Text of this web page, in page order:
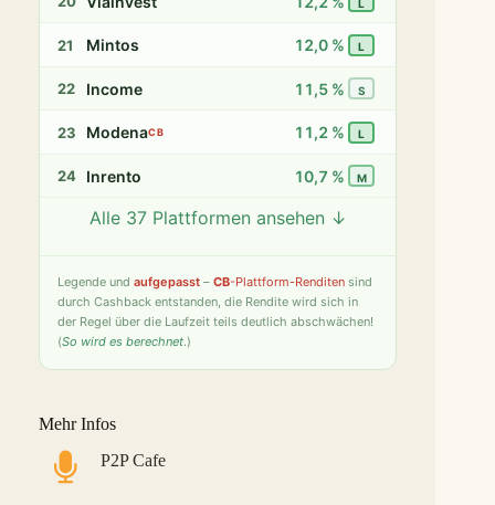
L
21 Mintos 12,0 % L
22 Income 11,5 % S
23 ModenaCB 11,2 % L
24 Inrento 10,7 % M
Twino 9,8 %
27 PeerBerry 9,2 %
28
31
Alle 37 Plattformen ansehen ↓
Legende und aufgepasst – CB-Plattform-Renditen sind
durch Cashback entstanden, die Rendite wird sich in
der Regel über die Laufzeit teils deutlich abschwächen!
(So wird es berechnet.)
Mehr Infos
P2P Cafe